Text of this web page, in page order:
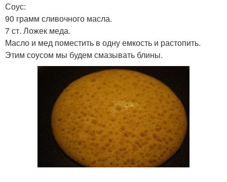
Соус:
90 грамм сливочного масла.
7 ст. Ложек меда.
Масло и мед поместить в одну емкость и растопить.
Этим соусом мы будем смазывать блины.